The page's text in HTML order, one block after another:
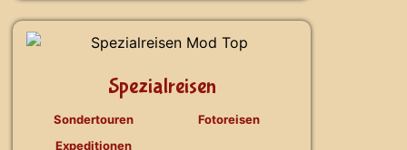
Spezialreisen
Sondertouren
Expeditionen
Fotoreisen